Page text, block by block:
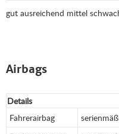
gut ausreichend mittel
Airbags
Details
Fahrerairbag